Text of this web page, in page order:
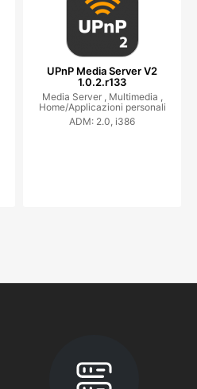
UPnP Media Server V2
1.0.2.r133
Media Server , Multimedia ,
Home/Applicazioni personali
ADM: 2.0, i386